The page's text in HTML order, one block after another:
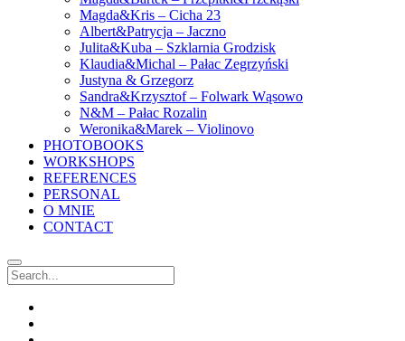
Magda&Kris – Cicha 23
Albert&Patrycja – Jaczno
Julita&Kuba – Szklarnia Grodzisk
Klaudia&Michal – Pałac Zegrzyński
Justyna & Grzegorz
Sandra&Krzysztof – Folwark Wąsowo
N&M – Pałac Rozalin
Weronika&Marek – Violinovo
PHOTOBOOKS
WORKSHOPS
REFERENCES
PERSONAL
O MNIE
CONTACT
Search